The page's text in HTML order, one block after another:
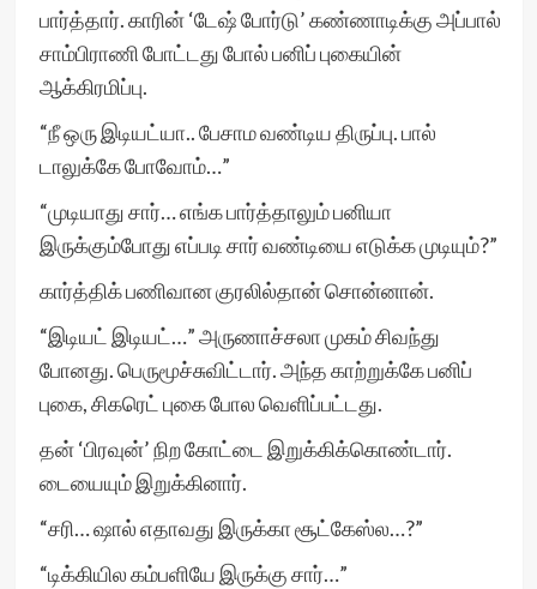
பார்த்தார். காரின் ‘டேஷ் போர்டு’ கண்ணாடிக்கு அப்பால்
சாம்பிராணி போட்டது போல் பனிப் புகையின்
ஆக்கிரமிப்பு.
“நீ ஒரு இடியட்யா.. பேசாம வண்டிய திருப்பு. பால்
டாலுக்கே போவோம்…”
“முடியாது சார்… எங்க பார்த்தாலும் பனியா
இருக்கும்போது எப்படி சார் வண்டியை எடுக்க முடியும்?”
கார்த்திக் பணிவான குரலில்தான் சொன்னான்.
“இடியட் இடியட்…” அருணாச்சலா முகம் சிவந்து
போனது. பெருமூச்சுவிட்டார். அந்த காற்றுக்கே பனிப்
புகை, சிகரெட் புகை போல வெளிப்பட்டது.
தன் ‘பிரவுன்’ நிற கோட்டை இறுக்கிக்கொண்டார்.
டையையும் இறுக்கினார்.
“சரி… ஷால் எதாவது இருக்கா சூட்கேஸ்ல…?”
“டிக்கியில கம்பளியே இருக்கு சார்…”